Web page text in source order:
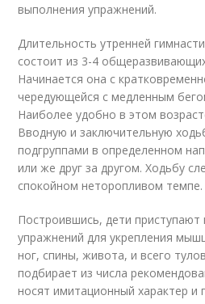
выполнения упражнений.
Длительность утренней
состоит из 3-4
Начинается она с
чередующейся с медленным
Наиболее удобно в этом
Вводную и заключительную
подгруппами в определенном
или же друг за другом. Ходьбу
спокойном неторопливом темпе.
Построившись, дети
упражнений для укрепления
ног, спины, живота, и всего
подбирает из числа
носят имитационный характер и